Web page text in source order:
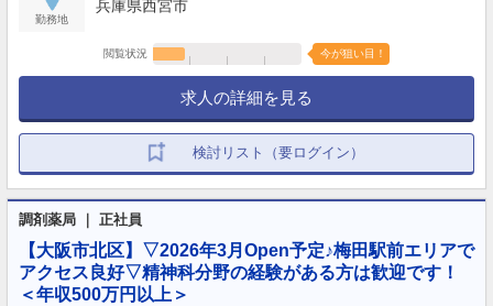
勤務地
兵庫県西宮市
閲覧状況 今が狙い目！
求人の詳細を見る
検討リスト（要ログイン）
調剤薬局 ｜ 正社員
【大阪市北区】▽2026年3月Open予定♪梅田駅前エリアで
アクセス良好▽精神科分野の経験がある方は歓迎です！
＜年収500万円以上＞